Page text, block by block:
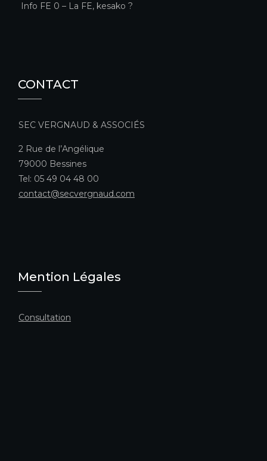
Info FE 0 – La FE, kesako ?
CONTACT
SEC VERGNAUD & ASSOCIÉS
2 Rue de l’Angélique
79000 Bessines
Tel: 05 49 04 48 00
contact@secvergnaud.com
Mention Légales
Consultation